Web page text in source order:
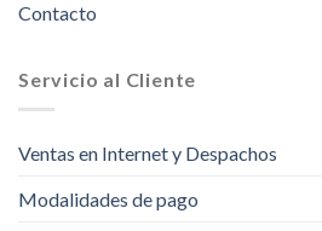
Contacto
Servicio al Cliente
Ventas en Internet y Despachos
Modalidades de pago